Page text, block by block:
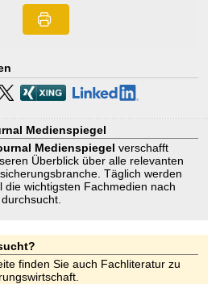
Medienspiegel
Medienspiegel verschafft
Überblick über alle relevanten
Täglich werden
die wichtigsten Fachmedien nach
finden Sie auch Fachliteratur zu